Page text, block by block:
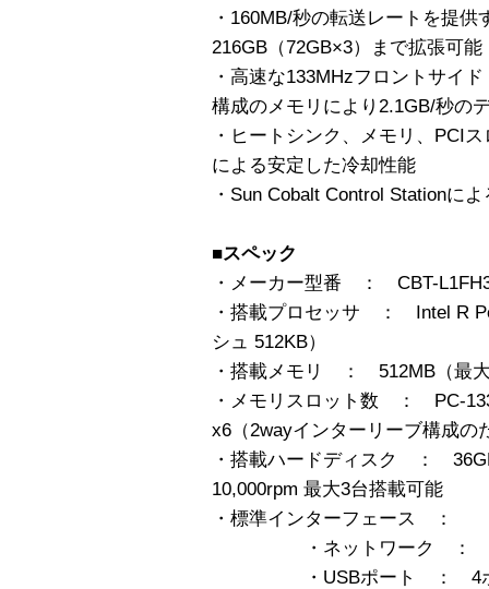
・160MB/秒の転送レートを提
216GB（72GB×3）まで拡張可能
・高速な133MHzフロントサイ
構成のメモリにより2.1GB/秒の
・ヒートシンク、メモリ、PCI
による安定した冷却性能
・Sun Cobalt Control Stationに
■スペック
・メーカー型番 ： CBT-
・搭載プロセッサ ： Intel R
シュ 512KB）
・搭載メモリ ： 512MB（最
・メモリスロット数 ： PC-
x6（2wayインターリーブ構成の
・搭載ハードディスク ：
10,000rpm 最大3台搭載可能
・標準インターフェース ：
・ネットワーク ： 10/
・USBポート ： 4ポ